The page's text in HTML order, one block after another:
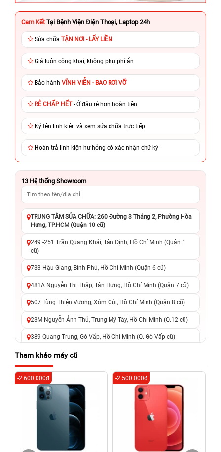
Cam Kết Tại Bệnh Viện Điện Thoại, Laptop 24h
Sửa chữa TẬN NƠI - LẤY LIỀN
Giá luôn công khai, không phụ phí ẩn
Bảo hành VĨNH VIỄN - BAO RƠI VỠ
RẺ CHẤP HẾT- Ở đâu rẻ hơn hoàn tiền
Ký tên linh kiện và xem sửa chữa trực tiếp
Hoàn trả linh kiện hư hỏng có xác nhận chữ ký
13 Hệ thống Showroom
TRUNG TÂM SỬA CHỮA: 260 Đường 3 Tháng 2, Phường Hòa
Hưng, TP.HCM (Quận 10 cũ)
249 -251 Trần Quang Khải, Tân Định, Hồ Chí Minh (Quận 1
cũ)
733 Hậu Giang, Bình Phú, Hồ Chí Minh (Quận 6 cũ)
481A Nguyễn Thị Thập, Tân Hưng, Hồ Chí Minh (Quận 7 cũ)
507 Tùng Thiện Vương, Xóm Củi, Hồ Chí Minh (Quận 8 cũ)
23M Nguyễn Ảnh Thủ, Trung Mỹ Tây, Hồ Chí Minh (Q.12 cũ)
389 Quang Trung, Gò Vấp, Hồ Chí Minh (Q. Gò Vấp cũ)
625 - 625A Âu Cơ, Tân Phú, Hồ Chí Minh (Quận Tân Phú cũ)
326 Lê Văn Việt, Tăng Nhơn Phú, Hồ Chí Minh (Q.9 TP. Thủ
Đức cũ)
256 Võ Văn Ngân, Thủ Đức, Hồ Chí Minh (Bình Thọ, TP. Thủ
70 Nguyễn An Ninh, Dĩ An, Hồ Chí Minh (Bình Dương Cũ)
24h Vũng Tàu: 162A Ba Cu, Vũng Tàu, Hồ Chí Minh (TP. Vũng
Tàu cũ)
Tham khảo máy cũ
-2.600.000đ -2.500.000đ